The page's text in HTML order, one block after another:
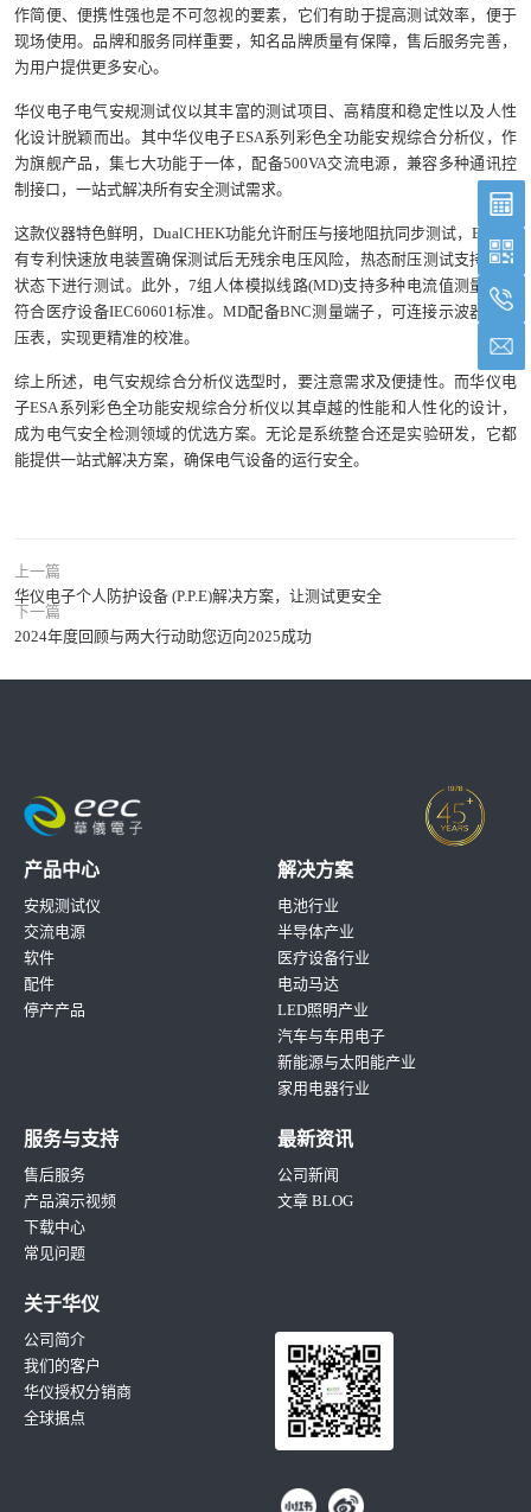
作简便、便携性强也是不可忽视的要素，它们有助于提高测试效率，便于
现场使用。品牌和服务同样重要，知名品牌质量有保障，售后服务完善，
为用户提供更多安心。
华仪电子电气安规测试仪以其丰富的测试项目、高精度和稳定性以及人性
化设计脱颖而出。其中华仪电子ESA系列彩色全功能安规综合分析仪，作
为旗舰产品，集七大功能于一体，配备500VA交流电源，兼容多种通讯控
制接口，一站式解决所有安全测试需求。
这款仪器特色鲜明，DualCHEK功能允许耐压与接地阻抗同步测试，EEC独
有专利快速放电装置确保测试后无残余电压风险，热态耐压测试支持开机
状态下进行测试。此外，7组人体模拟线路(MD)支持多种电流值测量，并
符合医疗设备IEC60601标准。MD配备BNC测量端子，可连接示波器或电
压表，实现更精准的校准。
综上所述，电气安规综合分析仪选型时，要注意需求及便捷性。而华仪电
子ESA系列彩色全功能安规综合分析仪以其卓越的性能和人性化的设计，
成为电气安全检测领域的优选方案。无论是系统整合还是实验研发，它都
能提供一站式解决方案，确保电气设备的运行安全。
上一篇
华仪电子个人防护设备 (P.P.E)解决方案，让测试更安全
下一篇
2024年度回顾与两大行动助您迈向2025成功
产品中心
安规测试仪
交流电源
软件
配件
停产产品
解决方案
电池行业
半导体产业
医疗设备行业
电动马达
LED照明产业
汽车与车用电子
新能源与太阳能产业
家用电器行业
服务与支持
售后服务
产品演示视频
下载中心
常见问题
最新资讯
公司新闻
文章 BLOG
关于华仪
公司简介
我们的客户
华仪授权分销商
全球据点